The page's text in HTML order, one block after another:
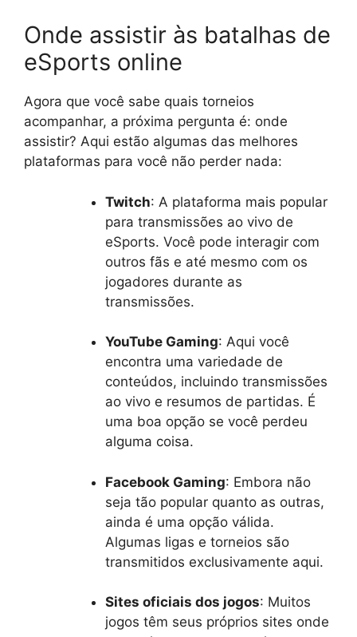
Onde assistir às batalhas de
eSports online
Agora que você sabe quais torneios
acompanhar, a próxima pergunta é: onde
assistir? Aqui estão algumas das melhores
plataformas para você não perder nada:
Twitch: A plataforma mais popular
para transmissões ao vivo de
eSports. Você pode interagir com
outros fãs e até mesmo com os
jogadores durante as
transmissões.
YouTube Gaming: Aqui você
encontra uma variedade de
conteúdos, incluindo transmissões
ao vivo e resumos de partidas. É
uma boa opção se você perdeu
alguma coisa.
Facebook Gaming: Embora não
seja tão popular quanto as outras,
ainda é uma opção válida.
Algumas ligas e torneios são
transmitidos exclusivamente aqui.
Sites oficiais dos jogos: Muitos
jogos têm seus próprios sites onde